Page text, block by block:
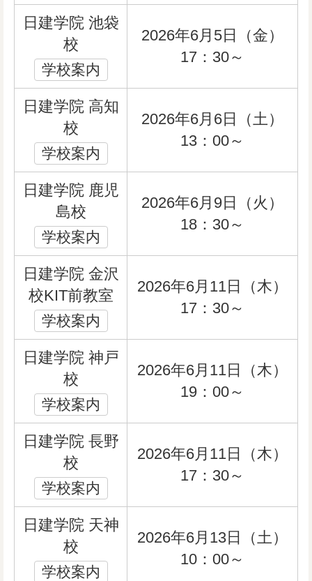
日建学院 池袋
校
学校案内
2026年6月5日（金）
17：30～
日建学院 高知
校
学校案内
2026年6月6日（土）
13：00～
日建学院 鹿児
島校
学校案内
2026年6月9日（火）
18：30～
日建学院 金沢
校KIT前教室
学校案内
2026年6月11日（木）
17：30～
日建学院 神戸
校
学校案内
2026年6月11日（木）
19：00～
日建学院 長野
校
学校案内
2026年6月11日（木）
17：30～
日建学院 天神
校
学校案内
2026年6月13日（土）
10：00～